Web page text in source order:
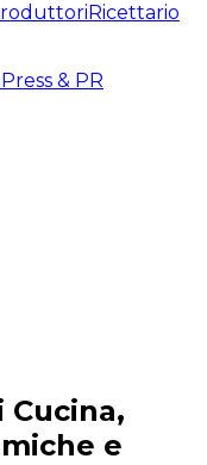
Ricettario
Press & PR
Esperienze
Cucina,
e